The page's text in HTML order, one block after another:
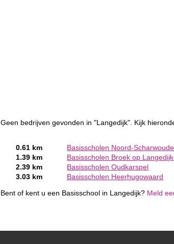
Geen bedrijven gevonden in "Langedijk". Kijk
0.61 km
Basisscholen Noord-Scharwoude
1.39 km
Basisscholen Broek op Langedijk
2.39 km
Basisscholen Oudkarspel
3.03 km
Basisscholen Heerhugowaard
Bent of kent u een Basisschool in Langedijk? Meld